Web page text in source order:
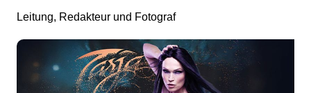
Leitung, Redakteur und Fotograf